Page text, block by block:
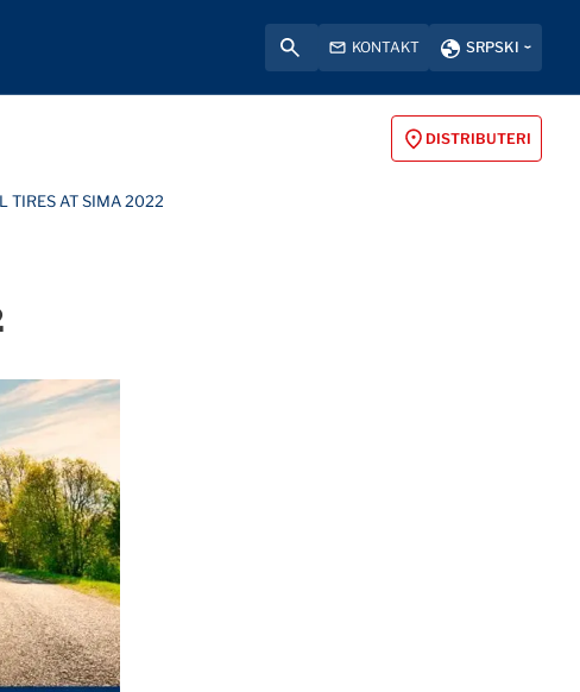
KONTAKT SRPSKI
DISTRIBUTERI
TIRES AT SIMA 2022